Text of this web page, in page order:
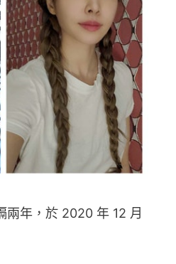
年，於 2020 年 12 月